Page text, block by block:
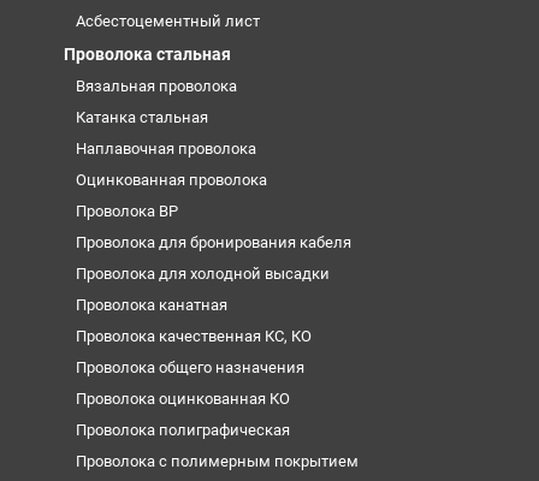
Асбестоцементный лист
Проволока стальная
Вязальная проволока
Катанка стальная
Наплавочная проволока
Оцинкованная проволока
Проволока ВР
Проволока для бронирования кабеля
Проволока для холодной высадки
Проволока канатная
Проволока качественная КС, КО
Проволока общего назначения
Проволока оцинкованная КО
Проволока полиграфическая
Проволока с полимерным покрытием